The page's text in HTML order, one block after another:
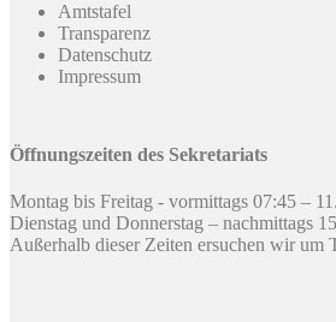
Amtstafel
Transparenz
Datenschutz
Impressum
Öffnungszeiten des Sekretariats
Montag bis Freitag - vormittags 07:45 –
Dienstag und Donnerstag – nachmittags
Außerhalb dieser Zeiten ersuchen wir um